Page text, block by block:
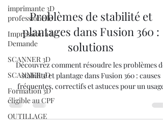
imprimante 3D
professionelle
Impression à la
Demande
SCANNER 3D
SCANNER 3D
Formation 3D
éligible au CPF
OUTILLAGE
Problèmes de stabilité et
plantages dans Fusion 360 :
solutions
Découvrez comment résoudre les problèmes de
stabilité et plantage dans Fusion 360 : causes
fréquentes, correctifs et astuces pour un usage